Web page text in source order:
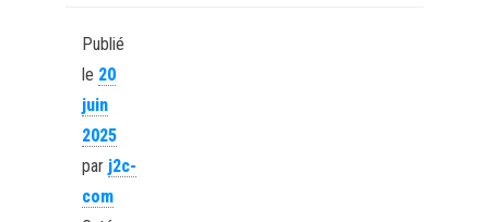
Publié
le 20
juin
2025
par j2c-
com